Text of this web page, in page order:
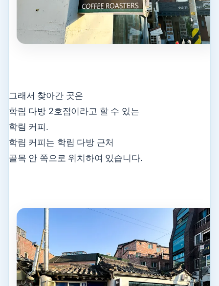
그래서 찾아간 곳은
학림 다방 2호점이라고 할 수 있는
학림 커피.
학림 커피는 학림 다방 근처
골목 안 쪽으로 위치하여 있습니다.